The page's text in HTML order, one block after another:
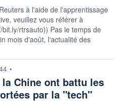
à l'aide de l'apprentissage
veuillez vous référer à
rtrsauto)) Pas le temps de
mois d'août, l'actualité des
•
Chine ont battu les
par la "tech"